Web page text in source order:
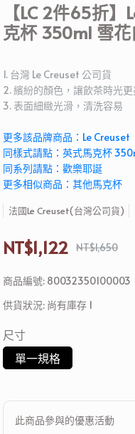
【LC 2件65折
克杯 350ml 雪
1. 台灣 Le Creuset 公司貨
2. 繽紛的顏色，讓飲茶時光
3. 表面細緻光滑，清洗容易
更多該品牌商品：Le Creuset
同樣式請點：英式馬克杯
同系列請點：歡樂耶誕
更多相似商品：其他馬克杯
法國Le Creuset(台灣公司貨)
NT$1,122 NT$1,650
商品編號: 80032350100003
供貨狀況: 尚有庫存 1
尺寸
單一規格
此商品參與的優惠活動